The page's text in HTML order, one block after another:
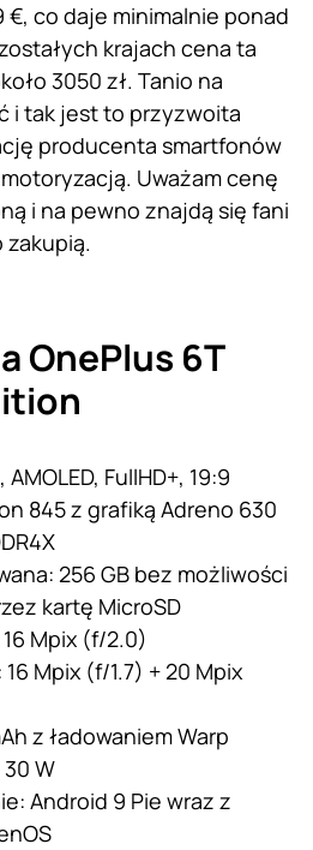
co daje minimalnie ponad
krajach cena ta
3050 zł. Tanio na
i tak jest to przyzwoita
producenta smartfonów
Uważam cenę
i na pewno znajdą się fani
OnePlus 6T
FullHD+, 19:9
845 z grafiką Adreno 630
256 GB bez możliwości
kartę MicroSD
Mpix (f/2.0)
Mpix (f/1.7) + 20 Mpix
z ładowaniem Warp
W
Android 9 Pie wraz z